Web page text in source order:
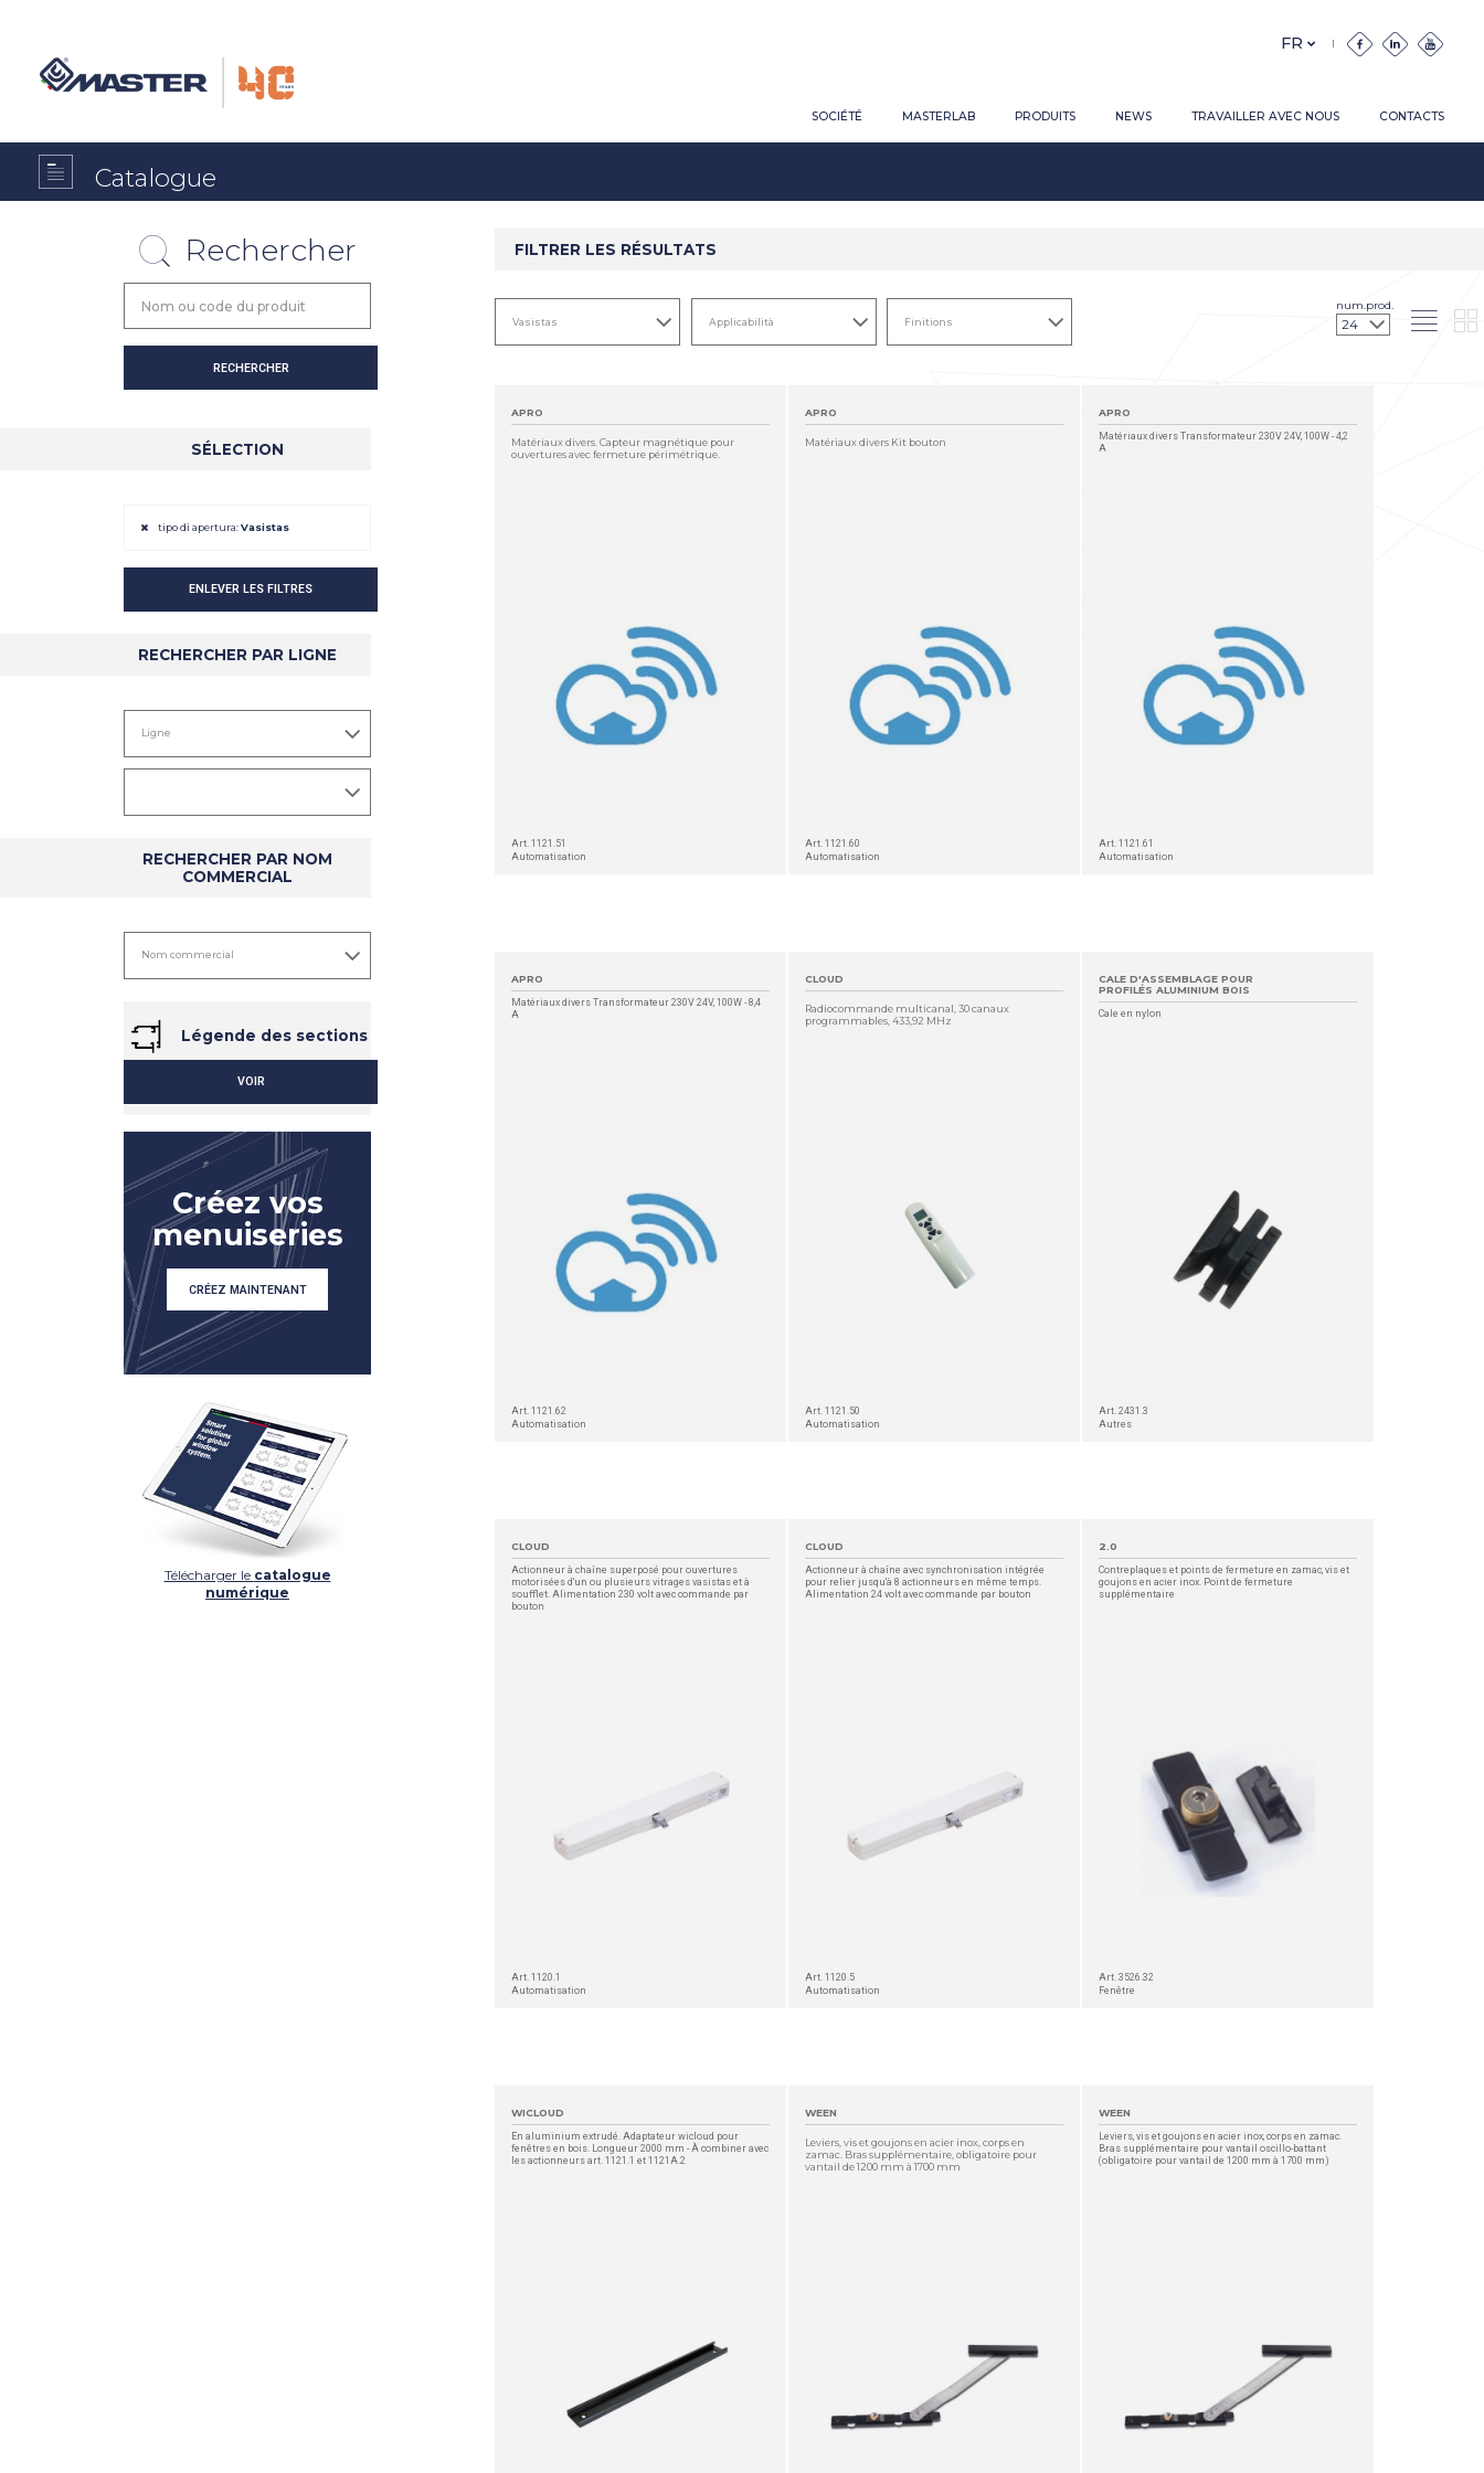
SOCIÉTÉ MASTERLAB PRODUITS NEWS TRAVAILLER AVEC NOUS CONTACTS
Catalogue
Rechercher
SÉLECTION
tipo di apertura:Vasistas
ENLEVER LES FILTRES
RECHERCHER PAR LIGNE
RECHERCHER PAR NOM
COMMERCIAL
Légende des sections
VOIR
Créez vos
menuiseries
CRÉEZ MAINTENANT
Télécharger le catalogue
numérique
FILTRER LES RÉSULTATS
num.prod.
APRO
Matériaux divers. Capteur magnétique pour
ouvertures avec fermeture périmétrique.
Art. 1121.51
Automatisation
APRO
Matériaux divers Kit bouton
Art. 1121.60
Automatisation
APRO
Matériaux divers Transformateur 230V 24V, 100W - 4,2
A
Art. 1121.61
Automatisation
APRO
Matériaux divers Transformateur 230V 24V, 100W - 8,4
A
Art. 1121.62
Automatisation
CLOUD
Radiocommande multicanal, 30 canaux
programmables, 433,92 MHz
Art. 1121.50
Automatisation
CALE D'ASSEMBLAGE POUR
PROFILÉS ALUMINIUM BOIS
Cale en nylon
Art. 2431.3
Autres
CLOUD
Actionneur à chaîne superposé pour ouvertures
motorisées d'un ou plusieurs vitrages vasistas et à
soufflet. Alimentation 230 volt avec commande par
bouton
Art. 1120.1
Automatisation
CLOUD
Actionneur à chaîne avec synchronisation intégrée
pour relier jusqu'à 8 actionneurs en même temps.
Alimentation 24 volt avec commande par bouton
Art. 1120.5
Automatisation
2.0
Contreplaques et points de fermeture en zamac, vis et
goujons en acier inox. Point de fermeture
supplémentaire
Art. 3526.32
Fenêtre
WICLOUD
En aluminium extrudé. Adaptateur wicloud pour
fenêtres en bois. Longueur 2000 mm - À combiner avec
les actionneurs art. 1121.1 et 1121A.2
WEEN
Leviers, vis et goujons en acier inox, corps en
zamac. Bras supplémentaire, obligatoire pour
vantail de 1200 mm à 1700 mm
WEEN
Leviers, vis et goujons en acier inox, corps en zamac.
Bras supplémentaire pour vantail oscillo-battant
(obligatoire pour vantail de 1200 mm à 1700 mm)